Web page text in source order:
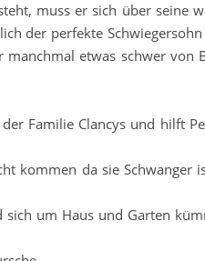
muss er sich über seine
der perfekte
etwas schwer von
Familie Clancys und hilft
kommen da sie Schwanger
sich um Haus und Garten